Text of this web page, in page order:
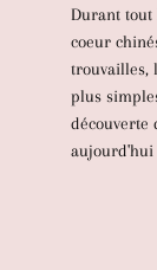
Durant tout
coeur
trouvailles,
plus
découverte
aujourd'hui